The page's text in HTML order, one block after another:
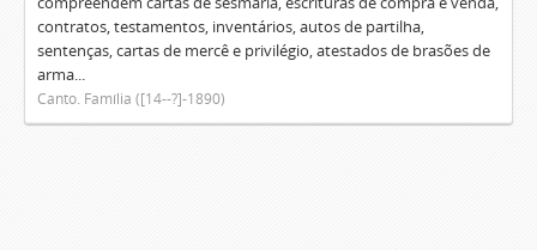
contratos, testamentos, inventários, autos de partilha,
sentenças, cartas de mercê e privilégio, atestados de brasões de
arma...
Canto. Família ([14--?]-1890)